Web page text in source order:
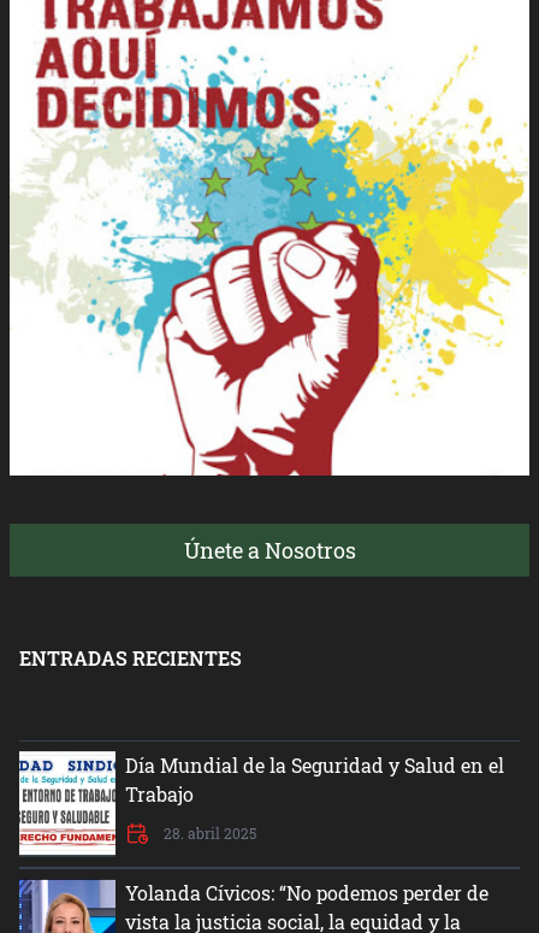
Únete a Nosotros
ENTRADAS RECIENTES
Día Mundial de la Seguridad y Salud en el
Trabajo
28. abril 2025
Yolanda Cívicos: “No podemos perder de
vista la justicia social, la equidad y la